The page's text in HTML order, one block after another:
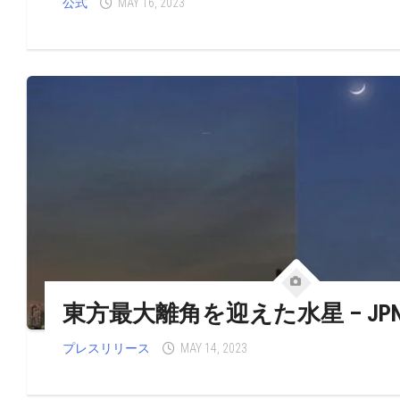
東方最大離角を迎えた水星 –
プレスリリース MAY 14, 2023